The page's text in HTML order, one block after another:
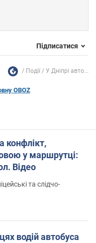
Підписатися
Події У Дніпрі авто...
OBOZ
конфлікт,
у маршрутці:
Відео
та слідчо-
водій автобуса